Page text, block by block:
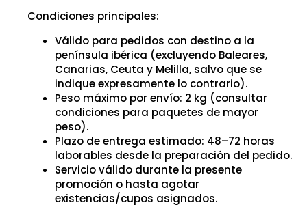
Condiciones principales:
Válido para pedidos con destino a la
península ibérica (excluyendo Baleares,
Canarias, Ceuta y Melilla, salvo que se
indique expresamente lo contrario).
Peso máximo por envío: 2 kg (consultar
condiciones para paquetes de mayor
peso).
Plazo de entrega estimado: 48–72 horas
laborables desde la preparación del pedido.
Servicio válido durante la presente
promoción o hasta agotar
existencias/cupos asignados.